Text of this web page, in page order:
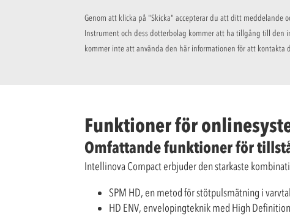
Genom att klicka på "Skicka" accepterar du att ditt meddelande
Instrument och dess dotterbolag kommer att ha tillgång till den
kommer inte att använda den här informationen för att
Funktioner för
Omfattande funktioner för
Intellinova Compact erbjuder den starkaste
SPM HD, en metod för stötpulsmätning i
HD ENV, envelopingteknik med High